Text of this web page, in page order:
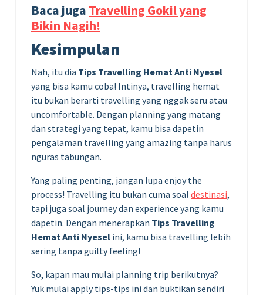
Baca juga Travelling Gokil yang
Bikin Nagih!
Kesimpulan
Nah, itu dia Tips Travelling Hemat Anti Nyesel
yang bisa kamu coba! Intinya, travelling hemat
itu bukan berarti travelling yang nggak seru atau
uncomfortable. Dengan planning yang matang
dan strategi yang tepat, kamu bisa dapetin
pengalaman travelling yang amazing tanpa harus
nguras tabungan.
Yang paling penting, jangan lupa enjoy the
process! Travelling itu bukan cuma soal destinasi,
tapi juga soal journey dan experience yang kamu
dapetin. Dengan menerapkan Tips Travelling
Hemat Anti Nyesel ini, kamu bisa travelling lebih
sering tanpa guilty feeling!
So, kapan mau mulai planning trip berikutnya?
Yuk mulai apply tips-tips ini dan buktikan sendiri